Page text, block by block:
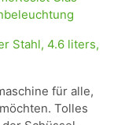
Stahl, 4.6 liters,
für alle,
Tolles